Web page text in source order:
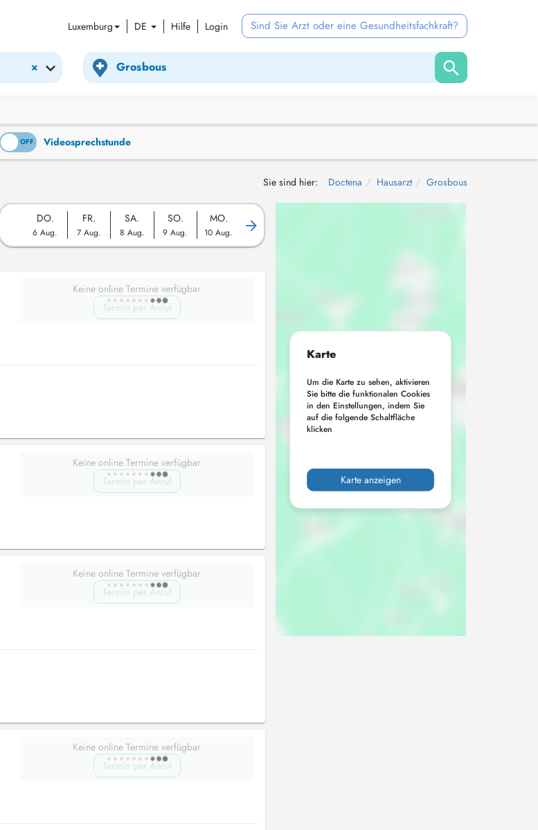
Luxemburg DE Hilfe Login Sind Sie Arzt oder eine Gesundheitsfachkraft?
×
OFF Videosprechstunde
Sie sind hier: Doctena Hausarzt Grosbous
DO.
6 Aug.
FR.
7 Aug.
SA.
8 Aug.
SO.
9 Aug.
MO.
10 Aug.
Keine online Termine verfügbar
Termin per Anruf
Keine online Termine verfügbar
Termin per Anruf
Keine online Termine verfügbar
Termin per Anruf
Keine online Termine verfügbar
Termin per Anruf
Karte
Um die Karte zu sehen, aktivieren
Sie bitte die funktionalen Cookies
in den Einstellungen, indem Sie
auf die folgende Schaltfläche
klicken
Karte anzeigen